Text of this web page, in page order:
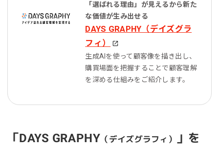
「選ばれる理由」が見えるから新た
な価値が生み出せる
DAYS GRAPHY（デイズグラ
フィ）
生成AIを使って顧客像を描き出し、
購買場面を把握することで顧客理解
を深める仕組みをご紹介します。
「DAYS GRAPHY （デイズグラフィ） 」を